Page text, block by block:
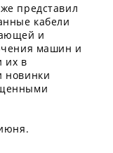
представил
кабели
и
машин и
их в
новинки